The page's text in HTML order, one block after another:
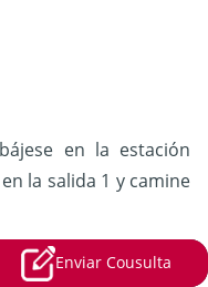
en la estación
la salida 1 y camine
Enviar Cousulta